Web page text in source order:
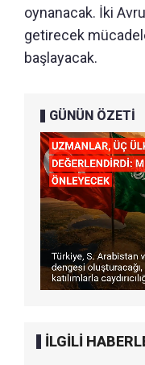
oynanacak. İki
getirecek
başlayacak.
GÜNÜN ÖZETİ
İLGİLİ